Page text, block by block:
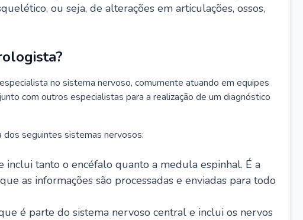
ou seja, de alterações em articulações, ossos,
no sistema nervoso, comumente atuando em equipes
com outros especialistas para a realização de um diagnóstico
dos seguintes sistemas nervosos:
inclui tanto o encéfalo quanto a medula espinhal. É a
as informações são processadas e enviadas para todo
é parte do sistema nervoso central e inclui os nervos